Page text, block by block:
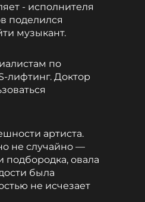
- исполнителя
поделился
музыкант.
по
лифтинг. Доктор
артиста.
не случайно —
подбородка, овала
была
не исчезает